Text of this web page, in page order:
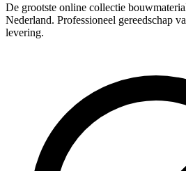
De grootste online collectie
Nederland. Professioneel gereedschap
levering.